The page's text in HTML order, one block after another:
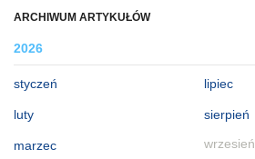
ARCHIWUM ARTYKUŁÓW
2026
styczeń
luty
marzec
lipiec
sierpień
wrzesień